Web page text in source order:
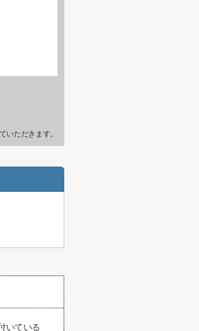
いただきます。
いている